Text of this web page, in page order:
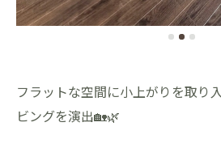
フラットな空間に小上がりを取り
ビングを演出🏡🌿